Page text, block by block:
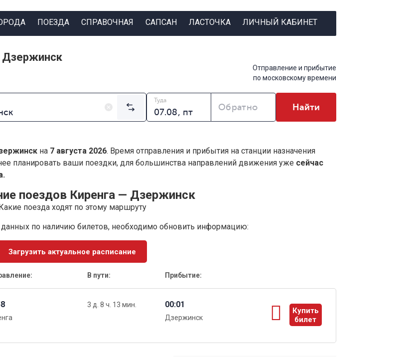
ПОЕЗДА СПРАВОЧНАЯ САПСАН ЛАСТОЧКА ЛИЧНЫЙ КАБИНЕТ
Дзержинск
Отправление и прибытие
по московскому времени
Туда
Обратно Найти
на 7 августа 2026. Время отправления и прибытия на станции назначения
планировать ваши поездки, для большинства направлений движения уже сейчас
поездов Киренга — Дзержинск
Какие поезда ходят по этому маршруту
по наличию билетов, необходимо обновить информацию:
Загрузить актуальное расписание
В пути: Прибытие:
3 д. 8 ч. 13 мин. 00:01
Дзержинск
Купить
билет
ы